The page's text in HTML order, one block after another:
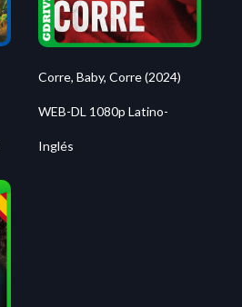
Corre, Baby, Corre (2024)
WEB-DL 1080p Latino-
Inglés